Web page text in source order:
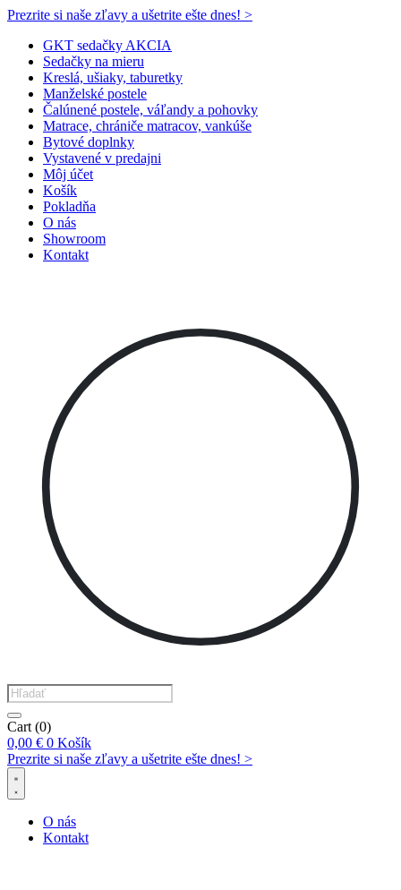
Prezrite si naše zľavy a ušetrite ešte dnes! >​
GKT sedačky AKCIA
Sedačky na mieru
Kreslá, ušiaky, taburetky
Manželské postele
Čalúnené postele, váľandy a pohovky
Matrace, chrániče matracov, vankúše
Bytové doplnky
Vystavené v predajni
Môj účet
Košík
Pokladňa
O nás
Showroom
Kontakt
Products
search
Cart (0)
0,00 € 0 Košík
Prezrite si naše zľavy a ušetrite ešte dnes! >​
O nás
Kontakt